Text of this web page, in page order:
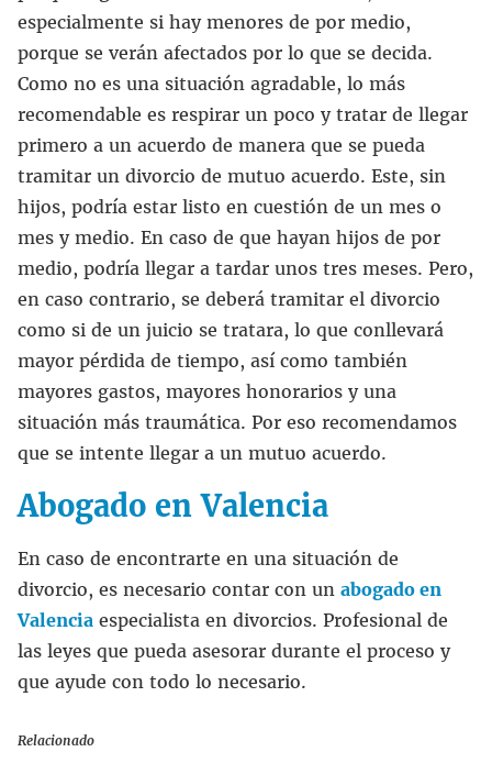
especialmente si hay menores de por medio,
porque se verán afectados por lo que se decida.
Como no es una situación agradable, lo más
recomendable es respirar un poco y tratar de llegar
primero a un acuerdo de manera que se pueda
tramitar un divorcio de mutuo acuerdo. Este, sin
hijos, podría estar listo en cuestión de un mes o
mes y medio. En caso de que hayan hijos de por
medio, podría llegar a tardar unos tres meses. Pero,
en caso contrario, se deberá tramitar el divorcio
como si de un juicio se tratara, lo que conllevará
mayor pérdida de tiempo, así como también
mayores gastos, mayores honorarios y una
situación más traumática. Por eso recomendamos
que se intente llegar a un mutuo acuerdo.
Abogado en Valencia
En caso de encontrarte en una situación de
divorcio, es necesario contar con un abogado en
Valencia especialista en divorcios. Profesional de
las leyes que pueda asesorar durante el proceso y
que ayude con todo lo necesario.
Relacionado